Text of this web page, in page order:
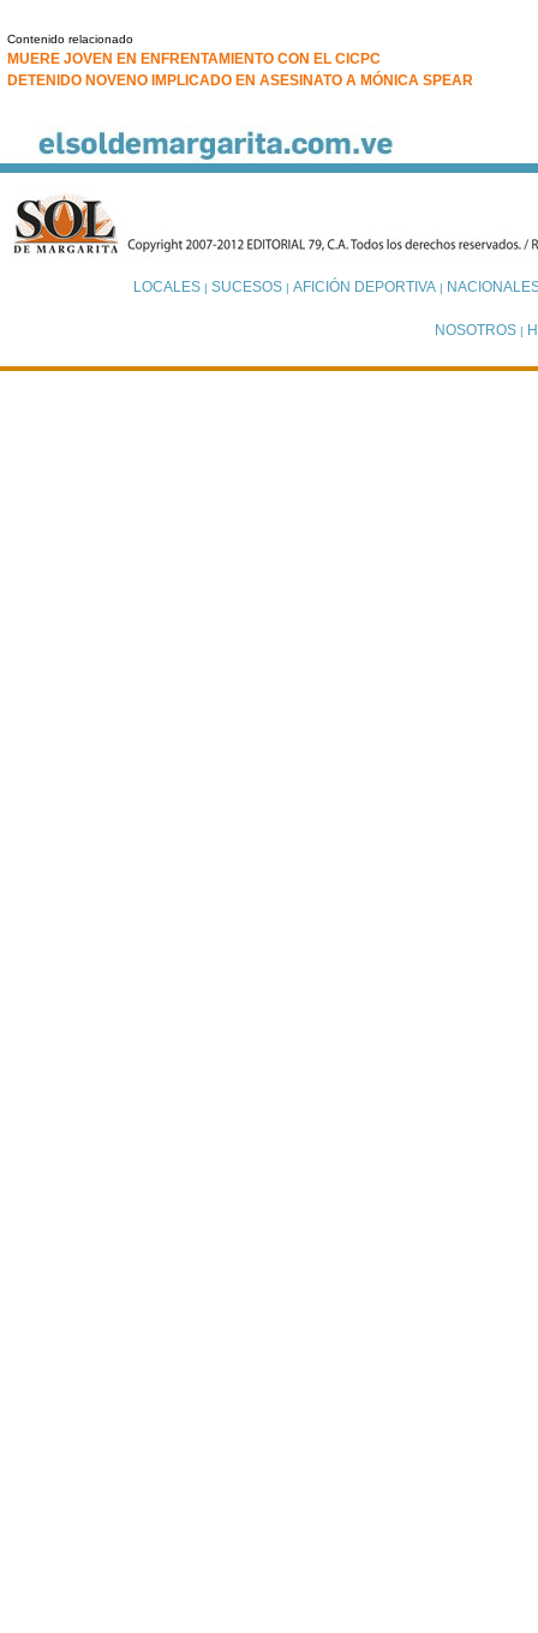
Contenido relacionado
MUERE JOVEN EN ENFRENTAMIENTO CON EL CICPC
DETENIDO NOVENO IMPLICADO EN ASESINATO A MÓNICA SPEAR
LOCALES| SUCESOS| AFICIÓN DEPORTIVA|
NOSOTROS |